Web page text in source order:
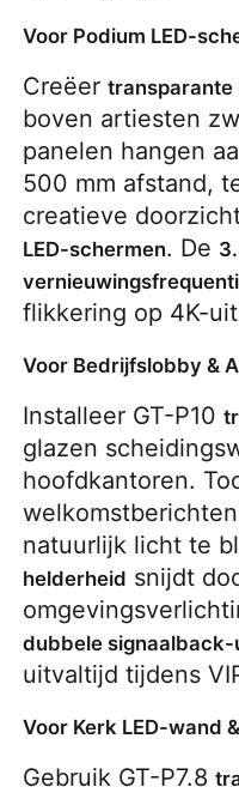
Voor Podium LED-
Creëer transparante
boven artiesten
panelen hangen
500 mm afstand,
creatieve
LED-schermen. De
flikkering op 4K-
Voor Bedrijfslobby &
Installeer GT-P10
glazen
hoofdkantoren.
natuurlijk licht te
helderheid snijdt
dubbele signaalback-
uitvaltijd tijdens
Voor Kerk LED-wand
Gebruik GT-P7.8